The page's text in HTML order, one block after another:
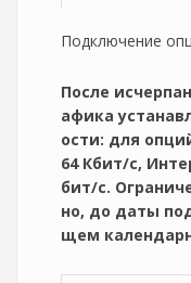
Подключение
После
афика
ости: для
64 Кбит/с,
бит/с.
но, до даты
щем